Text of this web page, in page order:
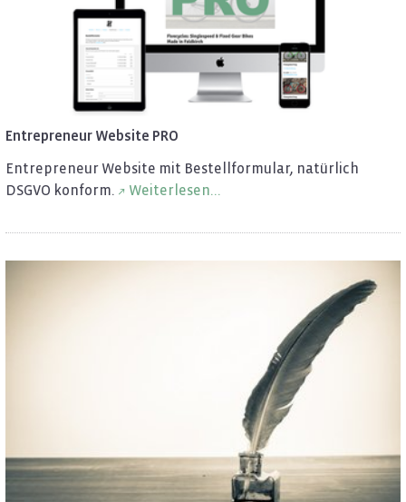
En­tre­pre­neur Web­site PRO
En­tre­pre­neur Web­site mit Be­stell­for­mu­lar, na­tür­lich
DSGVO kon­form.
Wei­ter­le­sen...